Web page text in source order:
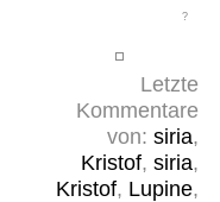
Letzte
Kommentare
von: siria,
Kristof, siria,
Kristof, Lupine,